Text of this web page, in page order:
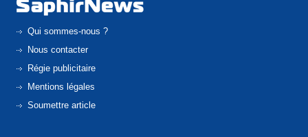
Qui sommes-nous ?
Nous contacter
Régie publicitaire
Mentions légales
Soumettre article